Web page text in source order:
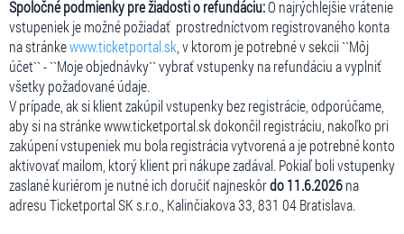
Spoločné podmienky pre žiadosti o refundáciu:O najrýchlejšie vrátenie
vstupeniek je možné požiadať prostredníctvom registrovaného konta
na stránkewww.ticketportal.sk , v ktorom je potrebné v sekcii ``Môj
účet`` - ``Moje objednávky`` vybrať vstupenky na refundáciu a vyplniť
všetky požadované údaje.
V prípade, ak si klient zakúpil vstupenky bez registrácie, odporúčame,
aby si na stránke www.ticketportal.sk dokončil registráciu, nakoľko pri
zakúpení vstupeniek mu bola registrácia vytvorená a je potrebné konto
aktivovať mailom, ktorý klient pri nákupe zadával. Pokiaľ boli vstupenky
zaslané kuriérom je nutné ich doručiť najneskôrdo 11.6.2026na
adresu Ticketportal SK s.r.o., Kalinčiakova 33, 831 04 Bratislava.